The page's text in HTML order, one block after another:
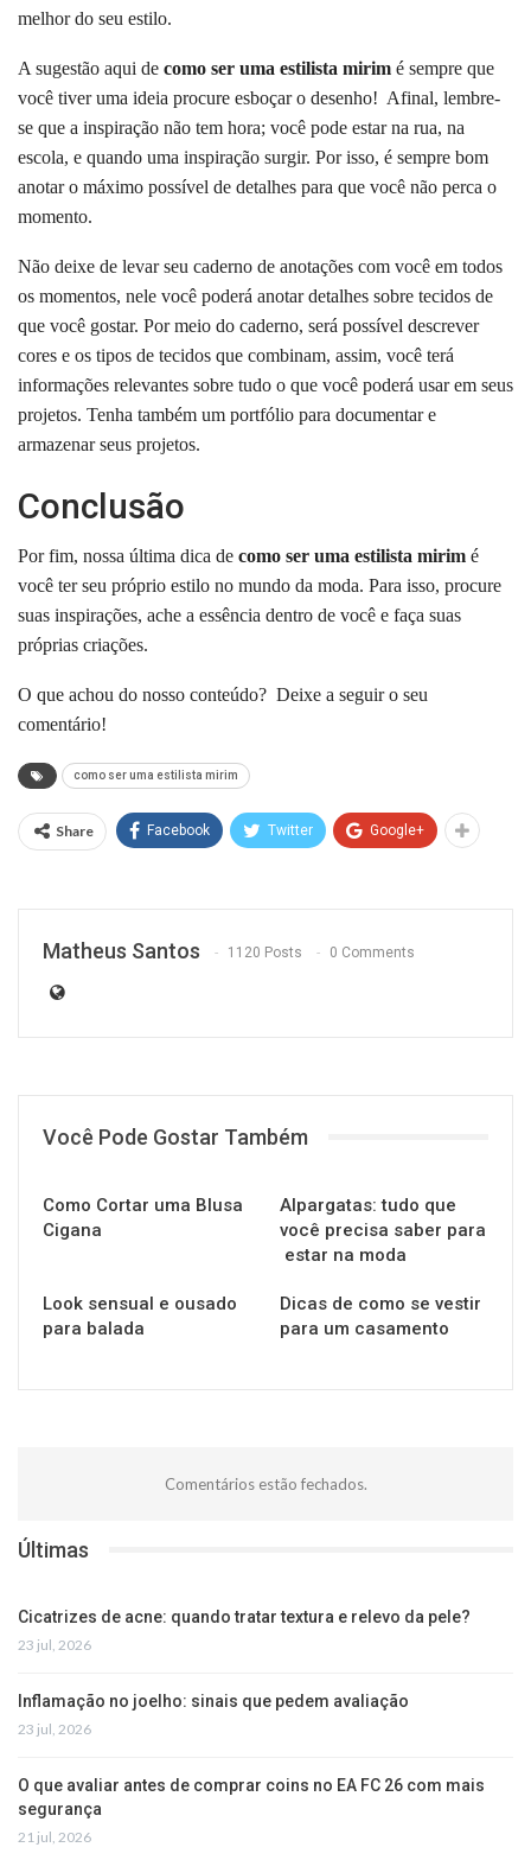
melhor do seu estilo.
A sugestão aqui de como ser uma estilista mirim é sempre que
você tiver uma ideia procure esboçar o desenho! Afinal, lembre-
se que a inspiração não tem hora; você pode estar na rua, na
escola, e quando uma inspiração surgir. Por isso, é sempre bom
anotar o máximo possível de detalhes para que você não perca o
momento.
Não deixe de levar seu caderno de anotações com você em todos
os momentos, nele você poderá anotar detalhes sobre tecidos de
que você gostar. Por meio do caderno, será possível descrever
cores e os tipos de tecidos que combinam, assim, você terá
informações relevantes sobre tudo o que você poderá usar em seus
projetos. Tenha também um portfólio para documentar e
armazenar seus projetos.
Conclusão
Por fim, nossa última dica de como ser uma estilista mirim é
você ter seu próprio estilo no mundo da moda. Para isso, procure
suas inspirações, ache a essência dentro de você e faça suas
próprias criações.
O que achou do nosso conteúdo? Deixe a seguir o seu
comentário!
como ser uma estilista mirim
Share Facebook Twitter Google+
Matheus Santos 1120 Posts 0 Comments
Você Pode Gostar Também
Como Cortar uma Blusa
Cigana
Alpargatas:‌ ‌tudo‌ ‌que‌
‌você‌ ‌precisa‌ ‌saber‌ ‌para‌
‌ estar‌ ‌na‌ ‌moda‌
Look sensual e ousado
para balada
Dicas de como se vestir
para um casamento
Comentários estão fechados.
Últimas
Cicatrizes de acne: quando tratar textura e relevo da pele?
23 jul, 2026
Inflamação no joelho: sinais que pedem avaliação
23 jul, 2026
O que avaliar antes de comprar coins no EA FC 26 com mais
segurança
21 jul, 2026